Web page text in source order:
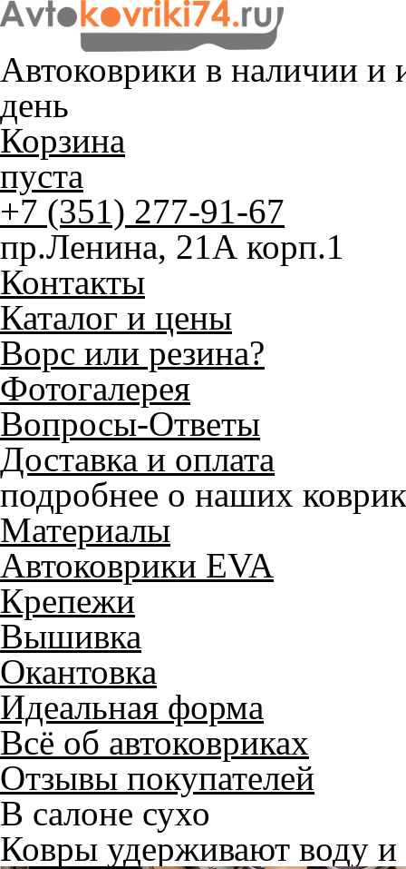
Автоковрики в наличии и
день
Корзина
пуста
+7 (351) 277-91-67
пр.Ленина, 21А корп.1
Контакты
Каталог и цены
Ворс или резина?
Фотогалерея
Вопросы-Ответы
Доставка и оплата
подробнее о наших
Материалы
Автоковрики EVA
Крепежи
Вышивка
Окантовка
Идеальная форма
Всё об автоковриках
Отзывы покупателей
В салоне сухо
Ковры удерживают воду и